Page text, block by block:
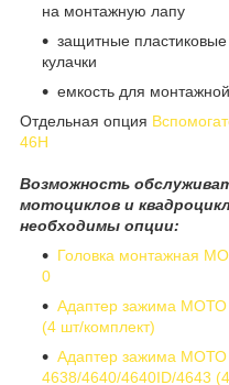
на монтажную лапу
защитные
кулачки
емкость для
Отдельная опция
46H
Возможность
мотоциклов и
необходимы опции:
Головка монтажная
0
Адаптер зажима МОТО
(4 шт/комплект)
Адаптер зажима МОТО
4638/4640/4640ID/4643